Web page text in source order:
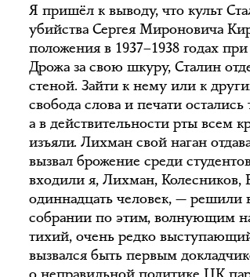
Я пришёл к выводу, что культ
убийства Сергея Мироновича
положения в 1937–1938 годах
Дрожа за свою шкуру, Сталин
стеной. Зайти к нему или к
свобода слова и печати остались
а в действительности рты всем
изъяли. Лихман свой наган
вызвал брожение среди
входили я, Лихман, Колесников,
одиннадцать человек, — решили
собрании по этим, волнующим
тихий, очень редко
вызвался быть первым